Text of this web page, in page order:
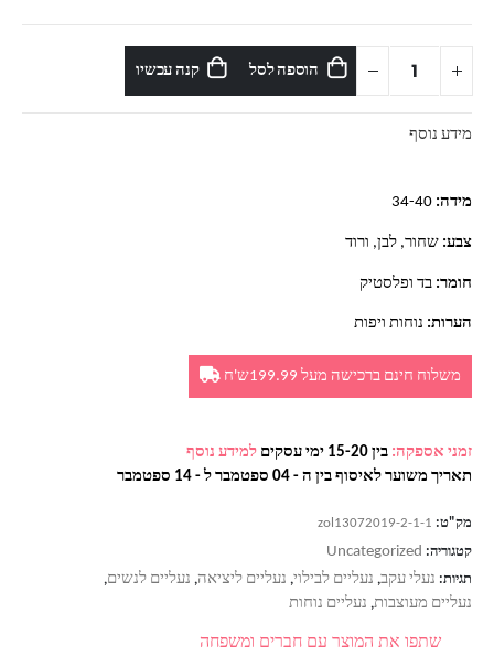
הוספה לסל קנה עכשיו
מידע נוסף
מידה: 34-40
צבע: שחור, לבן, ורוד
חומר: בד ופלסטיק
הערות: נוחות ויפות
משלוח חינם ברכישה מעל 199.99ש'ח
זמני אספקה: בין 15-20 ימי עסקים
למידע נוסף
תאריך משוער לאיסוף בין ה - 04 ספטמבר ל - 14 ספטמבר
מק"ט: zol13072019-2-1-1
קטגוריה: Uncategorized
תגיות: נעלי עקב, נעליים לבילוי, נעליים ליציאה, נעליים לנשים,
נעליים מעוצבות, נעליים נוחות
שתפו את המוצר עם חברים ומשפחה